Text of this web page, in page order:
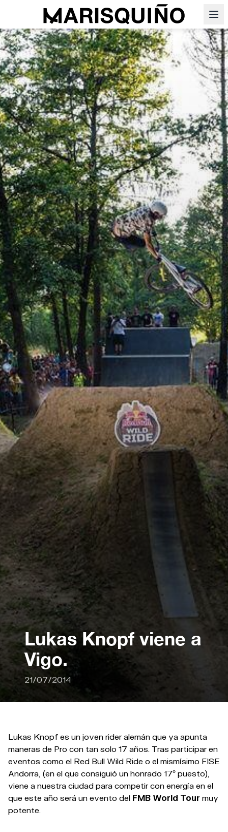
Lukas Knopf viene a
Vigo.
21/07/2014
Lukas Knopf es un joven rider alemán que ya apunta
maneras de Pro con tan solo 17 años. Tras participar en
eventos como el Red Bull Wild Ride o el mismísimo FISE
Andorra, (en el que consiguió un honrado 17º puesto),
viene a nuestra ciudad para competir con energía en el
que este año será un evento del FMB World Tour muy
potente.